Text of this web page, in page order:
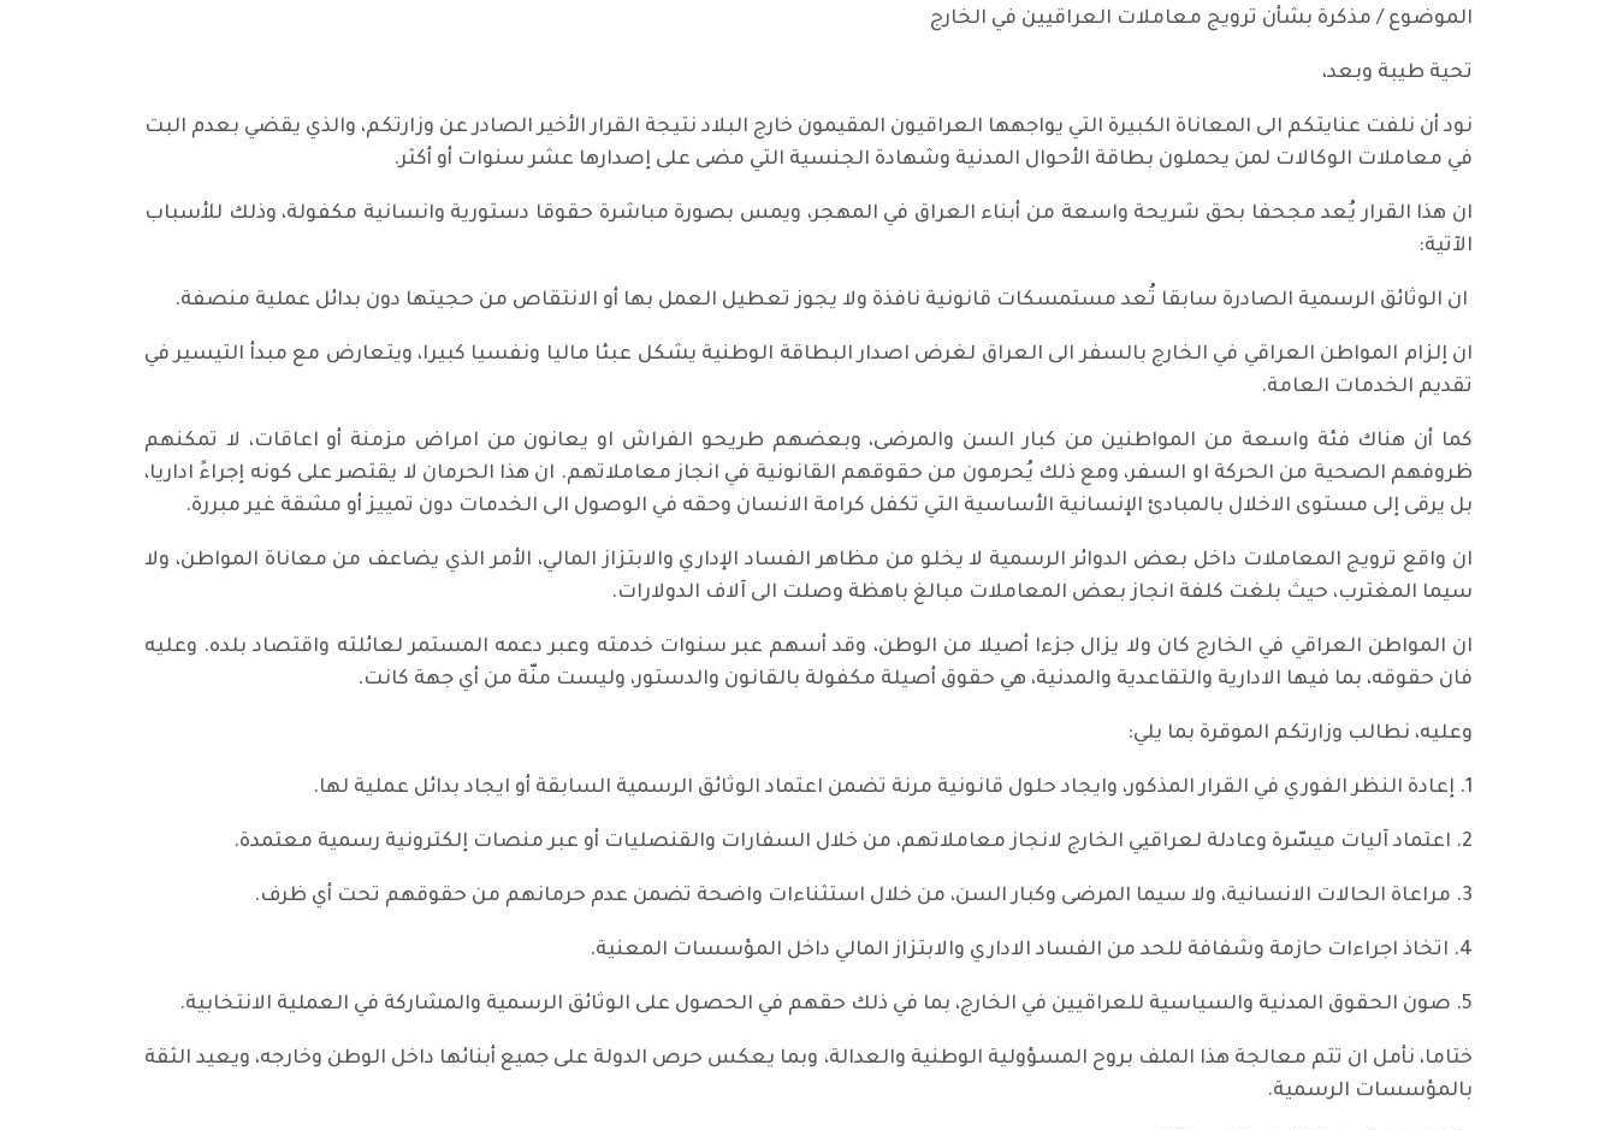
الموضوع / مذكرة بشأن ترويج معاملات العراقيين في الخارج
تحية طيبة وبعد،
نود أن نلفت عنايتكم الى المعاناة الكبيرة التي يواجهها العراقيون المقيمون خارج البلاد نتيجة القرار الأخير الصادر عن وزارتكم، والذي يقضي بعدم البت
في معاملات الوكالات لمن يحملون بطاقة الأحوال المدنية وشهادة الجنسية التي مضى على إصدارها عشر سنوات أو أكثر.
ان هذا القرار يُعد مجحفا بحق شريحة واسعة من أبناء العراق في المهجر، ويمس بصورة مباشرة حقوقا دستورية وانسانية مكفولة، وذلك للأسباب
الآتية:
ان الوثائق الرسمية الصادرة سابقا تُعد مستمسكات قانونية نافذة ولا يجوز تعطيل العمل بها أو الانتقاص من حجيتها دون بدائل عملية منصفة.
ان إلزام المواطن العراقي في الخارج بالسفر الى العراق لغرض اصدار البطاقة الوطنية يشكل عبئا ماليا ونفسيا كبيرا، ويتعارض مع مبدأ التيسير في
تقديم الخدمات العامة.
كما أن هناك فئة واسعة من المواطنين من كبار السن والمرضى، وبعضهم طريحو الفراش او يعانون من امراض مزمنة أو اعاقات، لا تمكنهم
ظروفهم الصحية من الحركة او السفر، ومع ذلك يُحرمون من حقوقهم القانونية في انجاز معاملاتهم. ان هذا الحرمان لا يقتصر على كونه إجراءً اداريا،
بل يرقى إلى مستوى الاخلال بالمبادئ الإنسانية الأساسية التي تكفل كرامة الانسان وحقه في الوصول الى الخدمات دون تمييز أو مشقة غير مبررة.
ان واقع ترويج المعاملات داخل بعض الدوائر الرسمية لا يخلو من مظاهر الفساد الإداري والابتزاز المالي، الأمر الذي يضاعف من معاناة المواطن، ولا
سيما المغترب، حيث بلغت كلفة انجاز بعض المعاملات مبالغ باهظة وصلت الى آلاف الدولارات.
ان المواطن العراقي في الخارج كان ولا يزال جزءا أصيلا من الوطن، وقد أسهم عبر سنوات خدمته وعبر دعمه المستمر لعائلته واقتصاد بلده. وعليه
فان حقوقه، بما فيها الادارية والتقاعدية والمدنية، هي حقوق أصيلة مكفولة بالقانون والدستور، وليست منّة من أي جهة كانت.
وعليه، نطالب وزارتكم الموقرة بما يلي:
1. إعادة النظر الفوري في القرار المذكور، وايجاد حلول قانونية مرنة تضمن اعتماد الوثائق الرسمية السابقة أو ايجاد بدائل عملية لها.
2. اعتماد آليات ميسّرة وعادلة لعراقيي الخارج لانجاز معاملاتهم، من خلال السفارات والقنصليات أو عبر منصات إلكترونية رسمية معتمدة.
3. مراعاة الحالات الانسانية، ولا سيما المرضى وكبار السن، من خلال استثناءات واضحة تضمن عدم حرمانهم من حقوقهم تحت أي ظرف.
4. اتخاذ اجراءات حازمة وشفافة للحد من الفساد الاداري والابتزاز المالي داخل المؤسسات المعنية.
5. صون الحقوق المدنية والسياسية للعراقيين في الخارج، بما في ذلك حقهم في الحصول على الوثائق الرسمية والمشاركة في العملية الانتخابية.
ختاما، نأمل ان تتم معالجة هذا الملف بروح المسؤولية الوطنية والعدالة، وبما يعكس حرص الدولة على جميع أبنائها داخل الوطن وخارجه، ويعيد الثقة
بالمؤسسات الرسمية.